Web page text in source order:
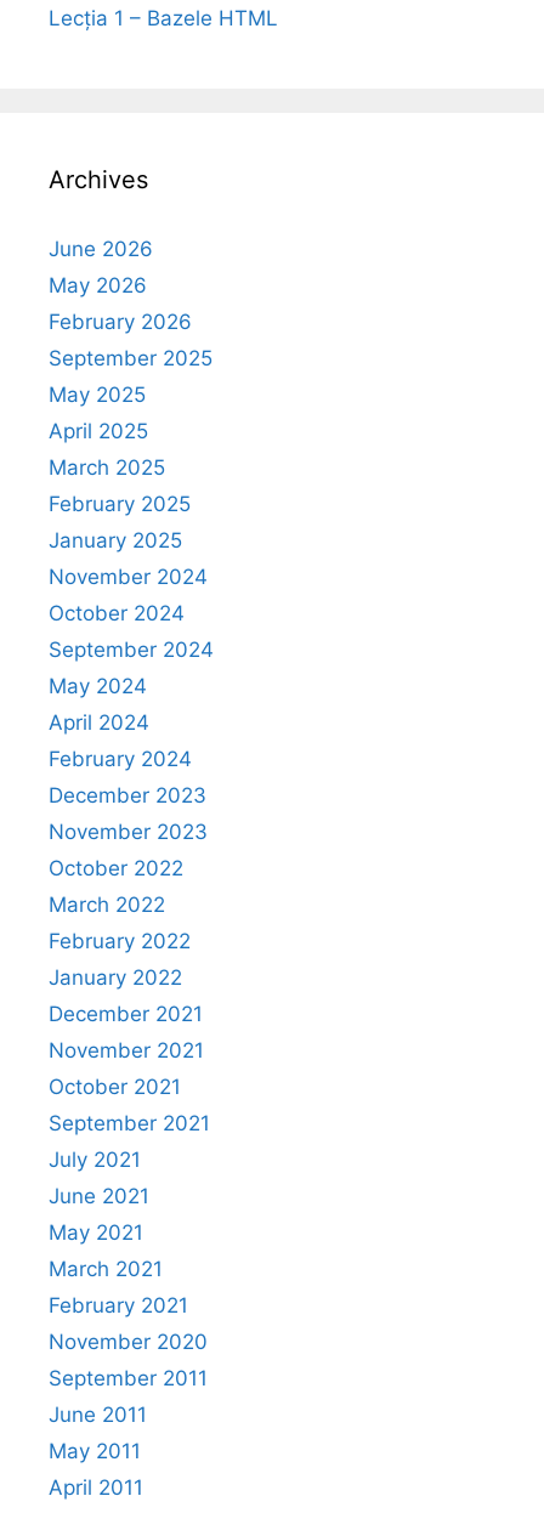
Lecția 1 – Bazele HTML
Archives
June 2026
May 2026
February 2026
September 2025
May 2025
April 2025
March 2025
February 2025
January 2025
November 2024
October 2024
September 2024
May 2024
April 2024
February 2024
December 2023
November 2023
October 2022
March 2022
February 2022
January 2022
December 2021
November 2021
October 2021
September 2021
July 2021
June 2021
May 2021
March 2021
February 2021
November 2020
September 2011
June 2011
May 2011
April 2011